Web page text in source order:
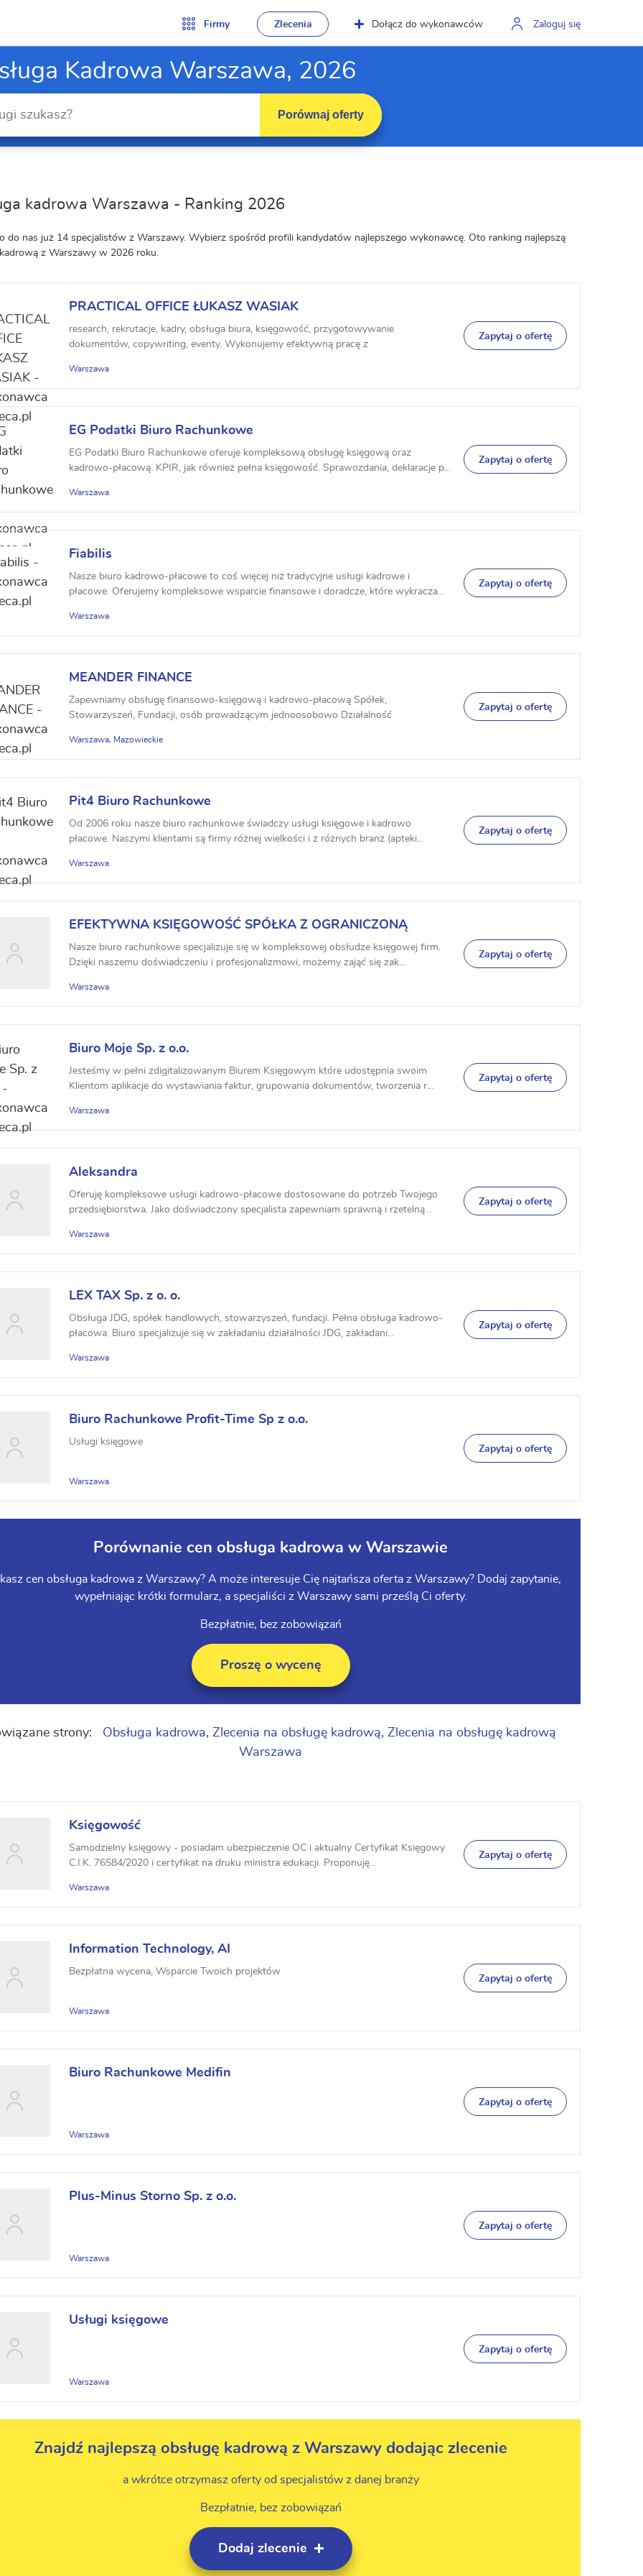
Firmy Zlecenia Dołącz do wykonawców Zaloguj się
Kadrowa Warszawa, 2026
Porównaj oferty
kadrowa Warszawa - Ranking 2026
do nas już 14 specjalistów z Warszawy. Wybierz spośród profili kandydatów najlepszego wykonawcę. Oto ranking najlepszą
z Warszawy w 2026 roku.
PRACTICAL OFFICE ŁUKASZ WASIAK
research, rekrutacje, kadry, obsługa biura, księgowość, przygotowywanie
dokumentów, copywriting, eventy. Wykonujemy efektywną pracę z
Warszawa
Zapytaj o ofertę
EG Podatki Biuro Rachunkowe
EG Podatki Biuro Rachunkowe oferuje kompleksową obsługę księgową oraz
kadrowo-płacową. KPIR, jak również pełna księgowość. Sprawozdania, deklaracje p...
Warszawa
Zapytaj o ofertę
Fiabilis
Nasze biuro kadrowo-płacowe to coś więcej niż tradycyjne usługi kadrowe i
płacowe. Oferujemy kompleksowe wsparcie finansowe i doradcze, które wykracza...
Warszawa
Zapytaj o ofertę
MEANDER FINANCE
Zapewniamy obsługę finansowo-księgową i kadrowo-płacową Spółek,
Stowarzyszeń, Fundacji, osób prowadzącym jednoosobowo Działalność
Warszawa, Mazowieckie
Zapytaj o ofertę
Pit4 Biuro Rachunkowe
Od 2006 roku nasze biuro rachunkowe świadczy usługi księgowe i kadrowo
płacowe. Naszymi klientami są firmy różnej wielkości i z różnych branż (apteki...
Warszawa
Zapytaj o ofertę
EFEKTYWNA KSIĘGOWOŚĆ SPÓŁKA Z OGRANICZONĄ
ODPOWIEDZIALNOŚCIĄ
Nasze biuro rachunkowe specjalizuje się w kompleksowej obsłudze księgowej firm.
Dzięki naszemu doświadczeniu i profesjonalizmowi, możemy zająć się zak...
Warszawa
Zapytaj o ofertę
Biuro Moje Sp. z o.o.
Jesteśmy w pełni zdigitalizowanym Biurem Księgowym które udostępnia swoim
Klientom aplikacje do wystawiania faktur, grupowania dokumentów, tworzenia r...
Warszawa
Zapytaj o ofertę
Aleksandra
Oferuję kompleksowe usługi kadrowo-płacowe dostosowane do potrzeb Twojego
przedsiębiorstwa. Jako doświadczony specjalista zapewniam sprawną i rzetelną...
Warszawa
Zapytaj o ofertę
LEX TAX Sp. z o. o.
Obsługa JDG, spółek handlowych, stowarzyszeń, fundacji. Pełna obsługa kadrowo-
płacowa. Biuro specjalizuje się w zakładaniu działalności JDG, zakładani...
Warszawa
Zapytaj o ofertę
Biuro Rachunkowe Profit-Time Sp z o.o.
Usługi księgowe
Warszawa
Zapytaj o ofertę
Porównanie cen obsługa kadrowa w Warszawie
cen obsługa kadrowa z Warszawy? A może interesuje Cię najtańsza oferta z Warszawy? Dodaj zapytanie,
wypełniając krótki formularz, a specjaliści z Warszawy sami prześlą Ci oferty.
Bezpłatnie, bez zobowiązań
Proszę o wycenę
strony: Obsługa kadrowa, Zlecenia na obsługę kadrową, Zlecenia na obsługę kadrową
Warszawa
Księgowość
Samodzielny księgowy - posiadam ubezpieczenie OC i aktualny Certyfikat Księgowy
C.I.K. 76584/2020 i certyfikat na druku ministra edukacji. Proponuję...
Warszawa
Zapytaj o ofertę
Information Technology, AI
Bezpłatna wycena, Wsparcie Twoich projektów
Warszawa
Zapytaj o ofertę
Biuro Rachunkowe Medifin
Warszawa
Zapytaj o ofertę
Plus-Minus Storno Sp. z o.o.
Warszawa
Zapytaj o ofertę
Usługi księgowe
Warszawa
Zapytaj o ofertę
Znajdź najlepszą obsługę kadrową z Warszawy dodając zlecenie
a wkrótce otrzymasz oferty od specjalistów z danej branży
Bezpłatnie, bez zobowiązań
Dodaj zlecenie